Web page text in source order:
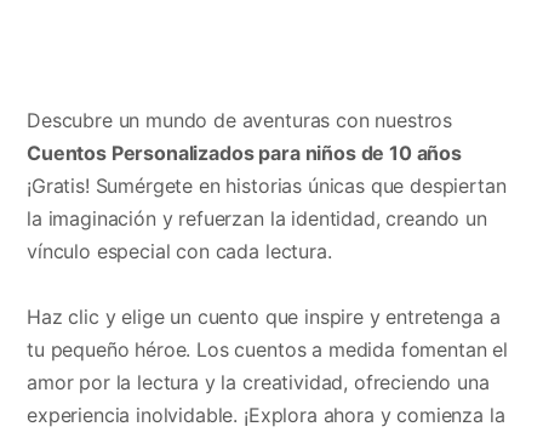
Descubre un mundo de aventuras con nuestros
Cuentos Personalizados para niños de 10 años
¡Gratis! Sumérgete en historias únicas que despiertan
la imaginación y refuerzan la identidad, creando un
vínculo especial con cada lectura.
Haz clic y elige un cuento que inspire y entretenga a
tu pequeño héroe. Los cuentos a medida fomentan el
amor por la lectura y la creatividad, ofreciendo una
experiencia inolvidable. ¡Explora ahora y comienza la